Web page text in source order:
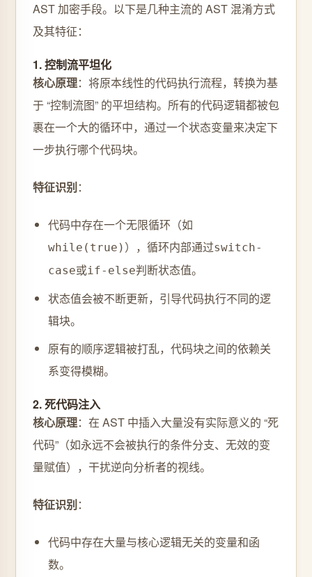
AST 加密手段。以下是几种主流的 AST 混淆方式
及其特征：
1. 控制流平坦化
核心原理：将原本线性的代码执行流程，转换为基
于 “控制流图” 的平坦结构。所有的代码逻辑都被包
裹在一个大的循环中，通过一个状态变量来决定下
一步执行哪个代码块。
特征识别：
代码中存在一个无限循环（如
while(true) ），循环内部通过switch-
case或if-else判断状态值。
状态值会被不断更新，引导代码执行不同的逻
辑块。
原有的顺序逻辑被打乱，代码块之间的依赖关
系变得模糊。
2. 死代码注入
核心原理：在 AST 中插入大量没有实际意义的 “死
代码”（如永远不会被执行的条件分支、无效的变
量赋值），干扰逆向分析者的视线。
特征识别：
代码中存在大量与核心逻辑无关的变量和函
数。